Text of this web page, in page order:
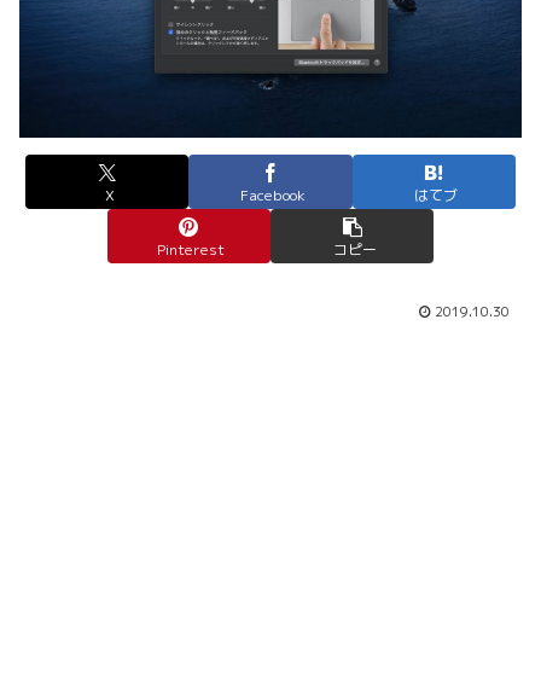
X Facebook はてブ
Pinterest コピー
2019.10.30